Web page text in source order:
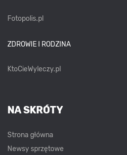
Fotopolis.pl
ZDROWIE I RODZINA
KtoCieWyleczy.pl
NA SKRÓTY
Strona główna
Newsy sprzętowe